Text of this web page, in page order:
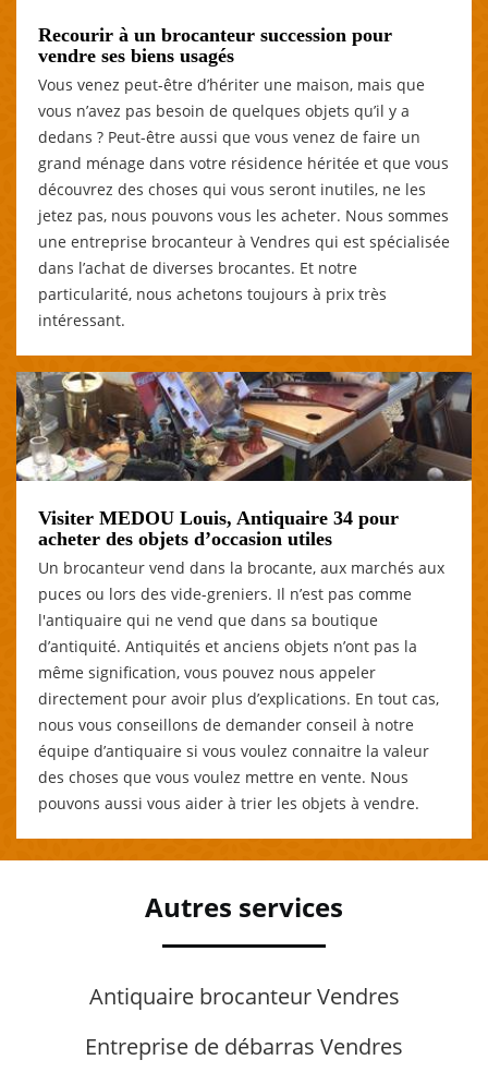
Recourir à un brocanteur succession pour
vendre ses biens usagés
Vous venez peut-être d’hériter une maison, mais que
vous n’avez pas besoin de quelques objets qu’il y a
dedans ? Peut-être aussi que vous venez de faire un
grand ménage dans votre résidence héritée et que vous
découvrez des choses qui vous seront inutiles, ne les
jetez pas, nous pouvons vous les acheter. Nous sommes
une entreprise brocanteur à Vendres qui est spécialisée
dans l’achat de diverses brocantes. Et notre
particularité, nous achetons toujours à prix très
intéressant.
Visiter MEDOU Louis, Antiquaire 34 pour
acheter des objets d’occasion utiles
Un brocanteur vend dans la brocante, aux marchés aux
puces ou lors des vide-greniers. Il n’est pas comme
l'antiquaire qui ne vend que dans sa boutique
d’antiquité. Antiquités et anciens objets n’ont pas la
même signification, vous pouvez nous appeler
directement pour avoir plus d’explications. En tout cas,
nous vous conseillons de demander conseil à notre
équipe d’antiquaire si vous voulez connaitre la valeur
des choses que vous voulez mettre en vente. Nous
pouvons aussi vous aider à trier les objets à vendre.
Autres services
Antiquaire brocanteur Vendres
Entreprise de débarras Vendres